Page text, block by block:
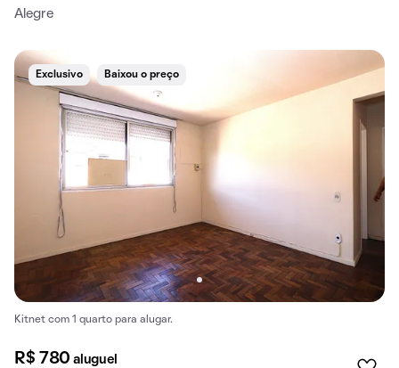
Alegre
Exclusivo Baixou o preço
Kitnet com 1 quarto para alugar.
R$ 780aluguel